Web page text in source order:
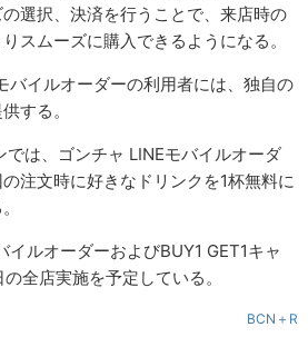
選択、決済を行うことで、来店時の
スムーズに購入できるようになる。
バイルオーダーの利用者には、独自の
する。
では、ゴンチャ LINEモバイルオーダ
注文時に好きなドリンクを1杯無料に
イルオーダーおよびBUY1 GET1キャ
全店実施を予定している。
BCN＋R